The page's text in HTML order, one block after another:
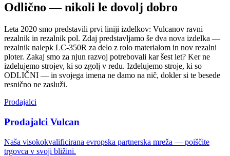
Odlično — nikoli le dovolj dobro
Leta 2020 smo predstavili prvi liniji izdelkov: Vulcanov ravni
rezalnik in rezalnik pol. Zdaj predstavljamo še dva nova izdelka —
rezalnik nalepk LC-350R za delo z rolo materialom in nov rezalni
ploter. Zakaj smo za njun razvoj potrebovali kar šest let? Ker ne
izdelujemo strojev, ki so zgolj v redu. Izdelujemo stroje, ki so
ODLIČNI — in svojega imena ne damo na nič, dokler si te besede
resnično ne zasluži.
Prodajalci
Prodajalci Vulcan
Naša visokokvalificirana evropska partnerska mreža — poiščite
trgovca v svoji bližini.